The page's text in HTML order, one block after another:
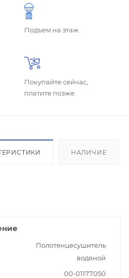
Подъем на этаж
Покупайте сейчас,
платите позже
НАЛИЧИЕ
Полотенцесушитель
водяной
00-01177050